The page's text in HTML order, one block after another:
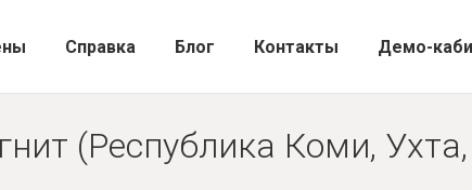
Справка Блог Контакты Демо-
(Республика Коми,